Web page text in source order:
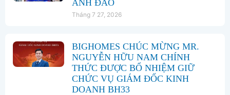
ANH ĐÀO
Tháng 7 27, 2026
BIGHOMES CHÚC MỪNG MR.
NGUYỄN HỮU NAM CHÍNH
THỨC ĐƯỢC BỔ NHIỆM GIỮ
CHỨC VỤ GIÁM ĐỐC KINH
DOANH BH33